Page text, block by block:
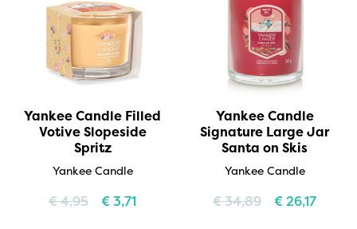
Yankee Candle Filled
Votive Slopeside
Spritz
Yankee Candle
€4,95 €3,71
Yankee Candle
Signature Large Jar
Santa on Skis
Yankee Candle
€34,89 €26,17